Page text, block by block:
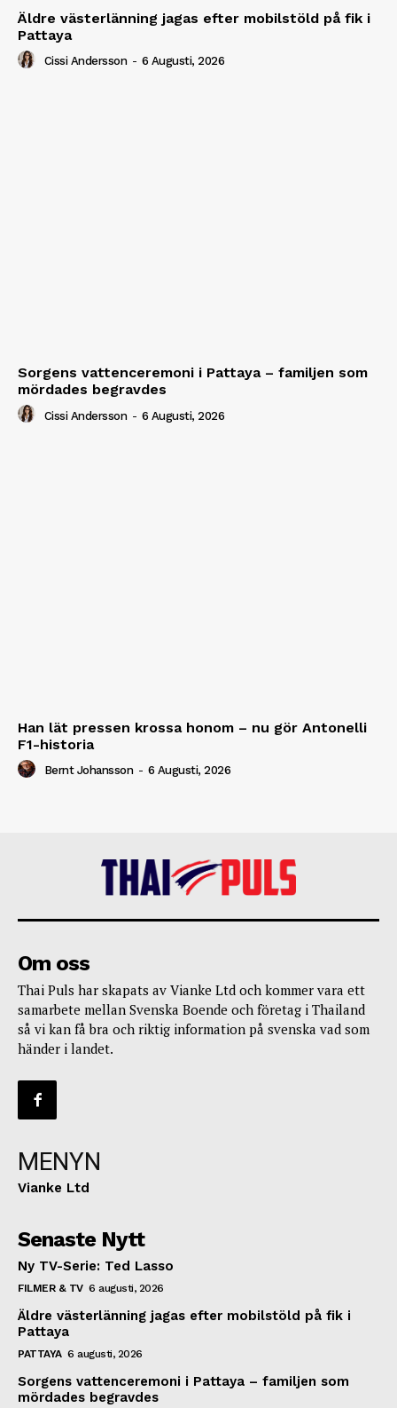
Äldre västerlänning jagas efter mobilstöld på fik i
Pattaya
Cissi Andersson - 6 Augusti, 2026
Sorgens vattenceremoni i Pattaya – familjen som
mördades begravdes
Cissi Andersson - 6 Augusti, 2026
Han lät pressen krossa honom – nu gör Antonelli
F1-historia
Bernt Johansson - 6 Augusti, 2026
Om oss
Thai Puls har skapats av Vianke Ltd och kommer vara ett
samarbete mellan Svenska Boende och företag i Thailand
så vi kan få bra och riktig information på svenska vad som
händer i landet.
MENYN
Vianke Ltd
Senaste Nytt
Ny TV-Serie: Ted Lasso
FILMER & TV 6 augusti, 2026
Äldre västerlänning jagas efter mobilstöld på fik i
Pattaya
PATTAYA 6 augusti, 2026
Sorgens vattenceremoni i Pattaya – familjen som
mördades begravdes